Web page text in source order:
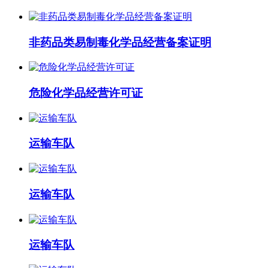
非药品类易制毒化学品经营备案证明
危险化学品经营许可证
运输车队
运输车队
运输车队